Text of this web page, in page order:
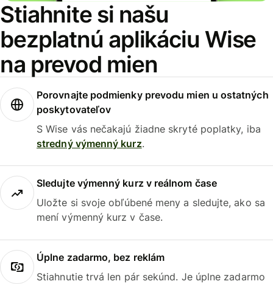
Stiahnite si našu
bezplatnú aplikáciu Wise
na prevod mien
Porovnajte podmienky prevodu mien u ostatných
poskytovateľov
S Wise vás nečakajú žiadne skryté poplatky, iba
stredný výmenný kurz.
Sledujte výmenný kurz v reálnom čase
Uložte si svoje obľúbené meny a sledujte, ako sa
mení výmenný kurz v čase.
Úplne zadarmo, bez reklám
Stiahnutie trvá len pár sekúnd. Je úplne zadarmo